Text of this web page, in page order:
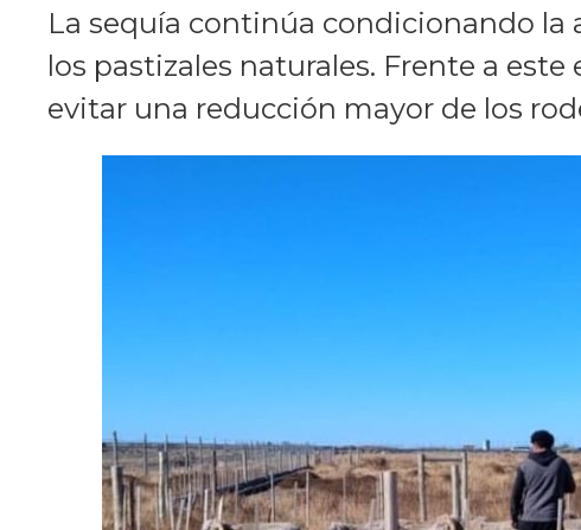
La sequía continúa condicionando
los pastizales naturales. Frente a
evitar una reducción mayor de los